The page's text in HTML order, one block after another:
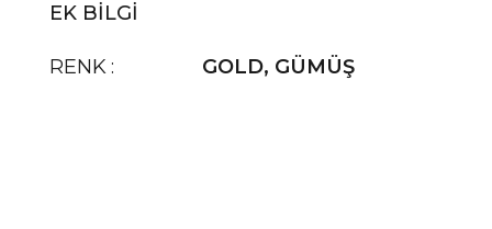
EK BILGI
RENK GOLD, GÜMÜŞ